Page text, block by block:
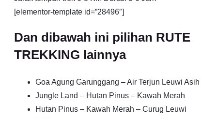
[elementor-template id=”28496″]
Dan dibawah ini pilihan RUTE
TREKKING lainnya
Goa Agung Garunggang – Air Terjun Leuwi Asih
Jungle Land – Hutan Pinus – Kawah Merah
Hutan Pinus – Kawah Merah – Curug Leuwi